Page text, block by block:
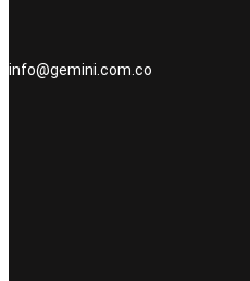
info@gemini.com.co